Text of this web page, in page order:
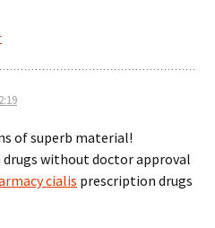
of superb material!
without doctor approval
cialis prescription drugs